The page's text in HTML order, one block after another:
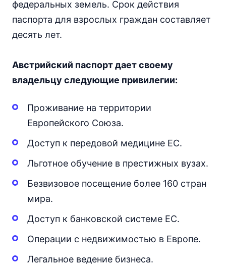
федеральных земель. Срок действия
паспорта для взрослых граждан составляет
десять лет.
Австрийский паспорт дает своему
владельцу следующие привилегии:
Проживание на территории
Европейского Союза.
Доступ к передовой медицине ЕС.
Льготное обучение в престижных вузах.
Безвизовое посещение более 160 стран
мира.
Доступ к банковской системе ЕС.
Операции с недвижимостью в Европе.
Легальное ведение бизнеса.